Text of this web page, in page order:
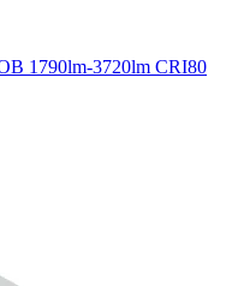
1790lm-3720lm CRI80